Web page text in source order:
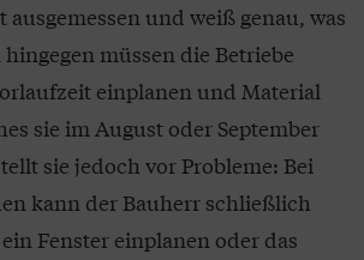
ausgemessen und weiß genau, was
müssen die Betriebe
einplanen und Material
sie im August oder September
sie jedoch vor Probleme: Bei
kann der Bauherr schließlich
Fenster einplanen oder das